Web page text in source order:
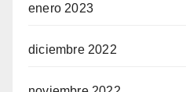
enero 2023
diciembre 2022